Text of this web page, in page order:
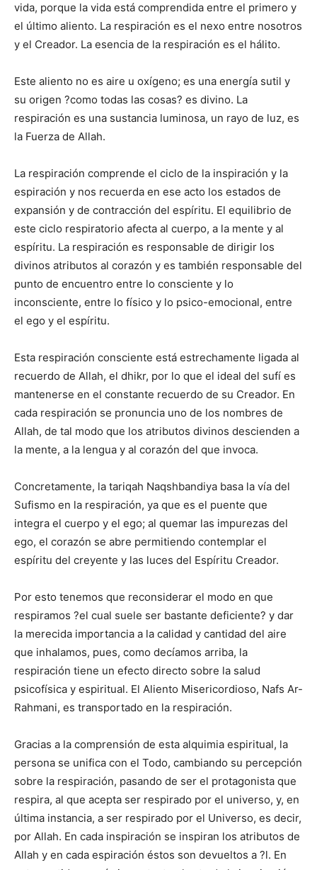
vida, porque la vida está comprendida entre el primero y
el último aliento. La respiración es el nexo entre nosotros
y el Creador. La esencia de la respiración es el hálito.
Este aliento no es aire u oxígeno; es una energía sutil y
su origen ?como todas las cosas? es divino. La
respiración es una sustancia luminosa, un rayo de luz, es
la Fuerza de Allah.
La respiración comprende el ciclo de la inspiración y la
espiración y nos recuerda en ese acto los estados de
expansión y de contracción del espíritu. El equilibrio de
este ciclo respiratorio afecta al cuerpo, a la mente y al
espíritu. La respiración es responsable de dirigir los
divinos atributos al corazón y es también responsable del
punto de encuentro entre lo consciente y lo
inconsciente, entre lo físico y lo psico-emocional, entre
el ego y el espíritu.
Esta respiración consciente está estrechamente ligada al
recuerdo de Allah, el dhikr, por lo que el ideal del sufí es
mantenerse en el constante recuerdo de su Creador. En
cada respiración se pronuncia uno de los nombres de
Allah, de tal modo que los atributos divinos descienden a
la mente, a la lengua y al corazón del que invoca.
Concretamente, la tariqah Naqshbandiya basa la vía del
Sufismo en la respiración, ya que es el puente que
integra el cuerpo y el ego; al quemar las impurezas del
ego, el corazón se abre permitiendo contemplar el
espíritu del creyente y las luces del Espíritu Creador.
Por esto tenemos que reconsiderar el modo en que
respiramos ?el cual suele ser bastante deficiente? y dar
la merecida importancia a la calidad y cantidad del aire
que inhalamos, pues, como decíamos arriba, la
respiración tiene un efecto directo sobre la salud
psicofísica y espiritual. El Aliento Misericordioso, Nafs Ar-
Rahmani, es transportado en la respiración.
Gracias a la comprensión de esta alquimia espiritual, la
persona se unifica con el Todo, cambiando su percepción
sobre la respiración, pasando de ser el protagonista que
respira, al que acepta ser respirado por el universo, y, en
última instancia, a ser respirado por el Universo, es decir,
por Allah. En cada inspiración se inspiran los atributos de
Allah y en cada espiración éstos son devueltos a ?l. En